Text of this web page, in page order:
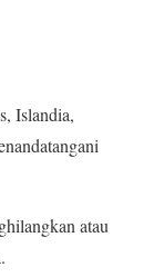
Islandia,
atau